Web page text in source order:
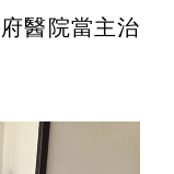
醫院當主治